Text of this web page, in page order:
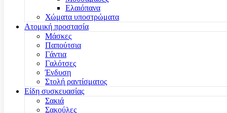
Ελαιόπανα
Χώματα υποστρώματα
Ατομική προστασία
Μάσκες
Παπούτσια
Γάντια
Γαλότσες
Ένδυση
Στολή ραντίσματος
Είδη συσκευασίας
Σακιά
Σακούλες